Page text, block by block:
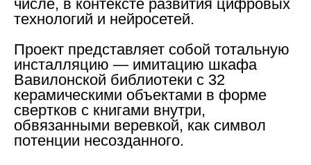
числе, в контексте развития цифровых
технологий и нейросетей.
Проект представляет собой тотальную
инсталляцию — имитацию шкафа
Вавилонской библиотеки с 32
керамическими объектами в форме
свертков с книгами внутри,
обвязанными веревкой, как символ
потенции несозданного.